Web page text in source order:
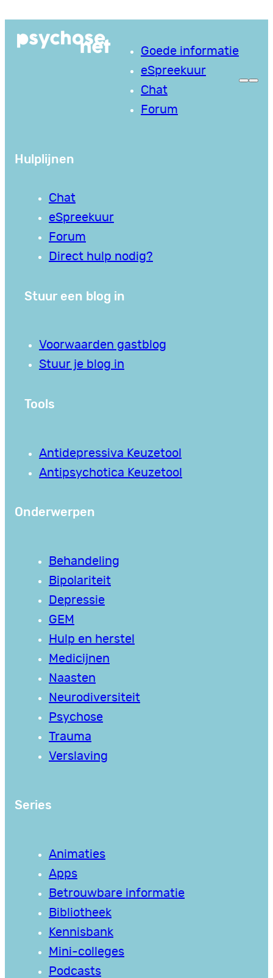
naar
Goede informatie
eSpreekuur
Chat
Forum
Hulplijnen
Chat
eSpreekuur
Forum
Direct hulp nodig?
Stuur een blog in
Voorwaarden gastblog
Stuur je blog in
Tools
Antidepressiva Keuzetool
Antipsychotica Keuzetool
Onderwerpen
Behandeling
Bipolariteit
Depressie
GEM
Hulp en herstel
Medicijnen
Naasten
Neurodiversiteit
Psychose
Trauma
Verslaving
Series
Animaties
Apps
Betrouwbare informatie
Bibliotheek
Kennisbank
Mini-colleges
Podcasts